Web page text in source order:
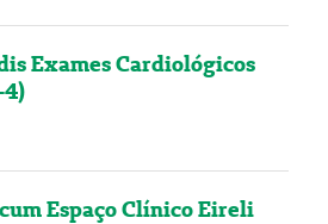
Exames Cardiológicos
4)
Espaço Clínico Eireli